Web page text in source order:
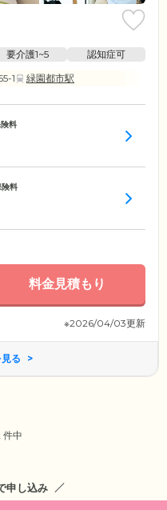
要介護1~5
認知症可
1
緑園都市駅
料
険料
料金見積もり
※2026/04/03更新
る
件中
申し込み